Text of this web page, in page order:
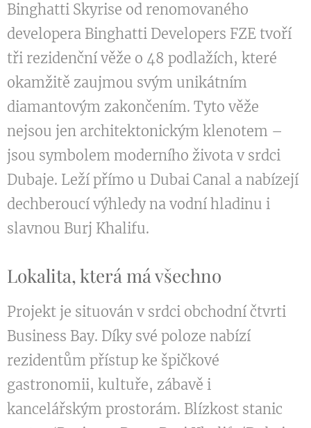
Binghatti Skyrise od renomovaného
developera Binghatti Developers FZE tvoří
tři rezidenční věže o 48 podlažích, které
okamžitě zaujmou svým unikátním
diamantovým zakončením. Tyto věže
nejsou jen architektonickým klenotem –
jsou symbolem moderního života v srdci
Dubaje. Leží přímo u Dubai Canal a nabízejí
dechberoucí výhledy na vodní hladinu i
slavnou Burj Khalifu.
Lokalita, která má všechno
Projekt je situován v srdci obchodní čtvrti
Business Bay. Díky své poloze nabízí
rezidentům přístup ke špičkové
gastronomii, kultuře, zábavě i
kancelářským prostorám. Blízkost stanic